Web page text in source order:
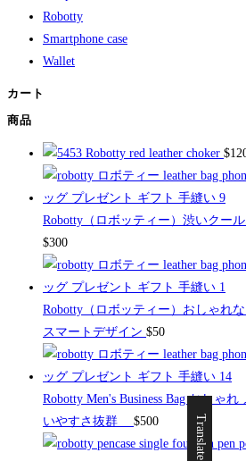
Robotty
Smartphone case
Wallet
カート
商品
Robotty red leather choker $
Robotty（ロボッティー）渋いクー
$300
Robotty（ロボッティー）おしゃれ
スマートデザイン $50
Robotty Men's Business Bag おしゃ
いやすさ抜群
$500 Translate